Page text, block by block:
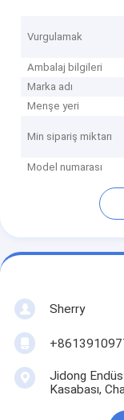
Vurgulamak
Ambalaj bilgileri
Marka adı
Menşe yeri
Min sipariş miktarı
Model numarası
Sherry
Jidong
Kasabası,